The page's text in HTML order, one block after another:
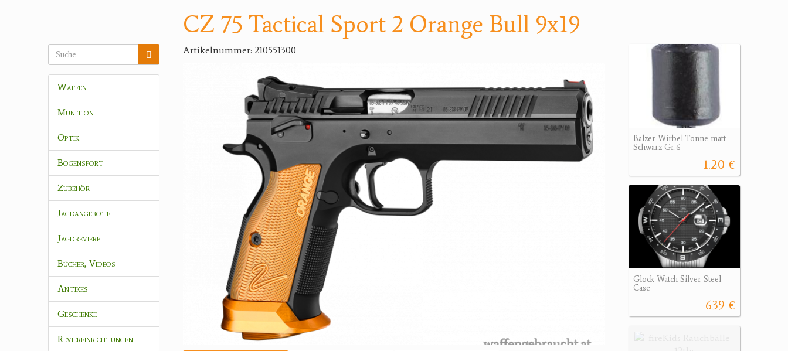
Waffen
Munition
Optik
Bogensport
Zubehör
Jagdangebote
Jagdreviere
Bücher, Videos
Antikes
Geschenke
Reviereinrichtungen
CZ 75 Tactical Sport 2 Orange Bull 9x19
Artikelnummer: 210551300
Balzer Wirbel-Tonne matt
Schwarz Gr.6
1.20 €
Glock Watch Silver Steel
Case
639 €